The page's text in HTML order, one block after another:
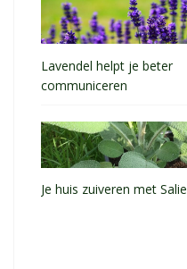
Lavendel helpt je beter
communiceren
Je huis zuiveren met Salie